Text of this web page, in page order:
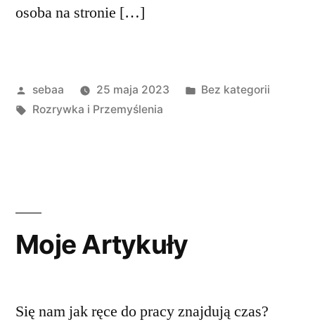
osoba na stronie […]
Posted
by
sebaa 25 maja 2023
Posted
Bez kategorii
Tagi:
Rozrywka i Przemyślenia
Moje Artykuły
Się nam jak ręce do pracy znajdują czas?